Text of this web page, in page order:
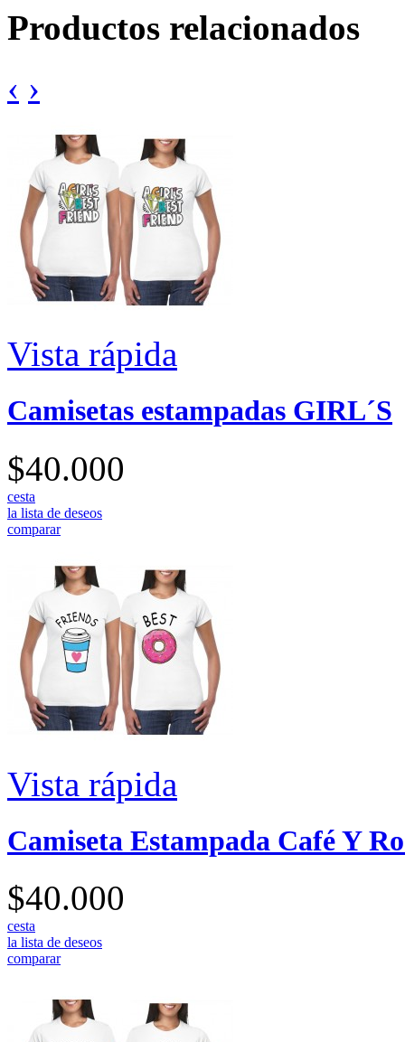
Productos relacionados
‹ ›
Vista rápida
Camisetas estampadas GIRL´S
$40.000
cesta
la lista de deseos
comparar
Vista rápida
Camiseta Estampada Café Y
$40.000
cesta
la lista de deseos
comparar